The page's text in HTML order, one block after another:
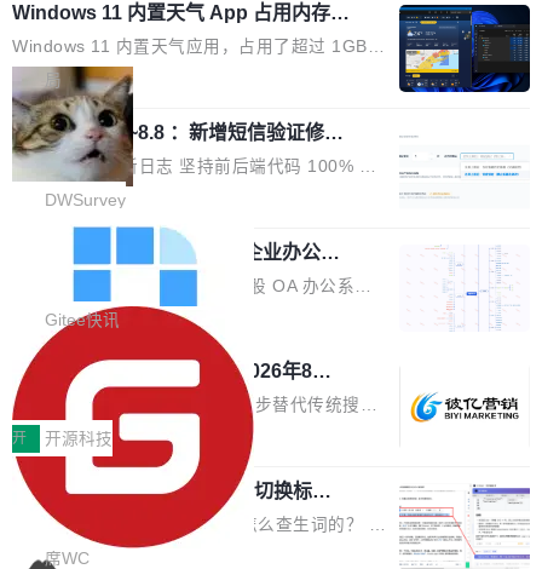
级 Java 网络应用框架，核心基于 JDK 原生 NI
O 构建 Reactor 多路复用模型，不依赖 Netty、
Tomcat 等任何第三方网络库。其 HTTP/2 协议
栈从 HPACK、Huffman 到 ALPN 均为自主实
现，在基准测试中与 Un...
业、学术、投资人士，集中展出近百项覆盖AI芯
片、算力、模型、应用全链条创新项目，聚焦AI
技术产业化落地与资本对接，呈现当前国内AI前
沿技术突破与商业化最新进展。 活动围绕AI学术
研究与产业落地融合展开多维度研讨。星连资本
创始合伙人张鸣晨表示，AI产业化是长期产融结
合过程，早期优质技术项目需持续资本与产业资
者、产业专家、投资人围绕AI前沿技术瓶颈、行
业固有认知重构等议题展开跨界对话，聚焦行业
真实痛点与突破方向...
Windows 11 内置天气 App 占用内存超
过 1GB
Windows 11 内置天气应用，占用了超过 1GB
内存。 Notebookcheck 的测试发现这个数字
时，反复确认了多次。不是 100MB，不是 500
MB，是 1 个 G。一个显示天气的应用。 Windo
ws 内置应用臃肿早就是老话题了，但一款天气
应用占用内存就超过 1G 还是过于离谱——问题
个嵌在 Edge WebView 里的网页。它不是一个
「应用」，它是一个运行在浏览器引擎里的网
页，外面套了一层 Windows 的壳。 WebView2
本身就是个内存大户。它加载了完整的 Edge 渲
染引擎，包括 JavaScript 引擎...
局
调问更新7.26~8.8 ：新增短信验证修
改，考试能力升级
DWSurvey 更新日志 坚持前后端代码 100% 开
源助力企业建设自主可控的问卷调研系统 官网地
址www.diaowen.net ➔ 源码下载Gitee 仓库 ➔
本次更新新增短信验证修改已答问卷功能，提升
答卷安全性；同时升级考试能力，完善填空题判
分、防切屏等功能体验，并优化多项产品细节，
提升整体使用体验。 新增功能 01. 新增验证手
机号后查看、修改已答问卷功能 02. 新增填空题
判分功能 03. 添加协作管理员支持树形结构选择
体验优化与修复 •页面与体验优化 优化工作台首
页 UI 展示效果，提升页面使用体验。 优化防切
屏提醒规则，调整为每次切屏均触发提示，提升
考试规范性。 优化登录状...
DWSurvey
勾股 OA v6.0.2 已经发布，企业办公系
勾股 OA v6.0.2 已经发布。 勾股 OA 办公系统
是一款简单实用的开源的企业办公系统。系统集
成了系统设置、附件管理、人事管理、行政管
理、消息管理、资产管理、企业公告、知识网
盘、审批流程设置、办公审批、工作计划、工作
汇报、工作日志、日常办公、财务管理、客户管
理、合同管理、项目管理、任务管理等功能模
块。系统简约，易于功能扩展，方便二次开发，
可以用来做日常 OA，CRM，ERP，业务管理等
系统。 勾股OA6.0.2版本主要是对勾股OA 6第
Gitee快讯
942亿赛道如何选对伙伴？2026年8月G
EO公司推荐
当DeepSeek、豆包等大模型逐步替代传统搜索
成为用户获取信息的主要入口,品牌竞争的逻辑变
了:不再是争抢关键词排名,而是想办法进入AI脱
口而出的那个答案。"GEO公司推荐"这个搜索词
背后,折射的是企业面对新兴服务赛道时的集体困
惑——该信谁、看什么、怎么选。 据易观分析
开 开源科技
任意网页划词 AI 问答：不用切换标签页
的效率秘诀
看英文技术文档的时候，你是怎么查生词的？ 我
猜大多数人的流程是：选中单词 → Ctrl+C → 切
席WC